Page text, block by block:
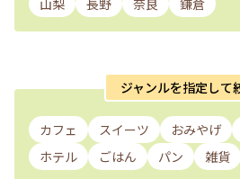
山梨
長野 奈良 鎌倉
ジャンルを指定して
カフェ スイーツ おみやげ
ホテル
ごはん パン 雑貨